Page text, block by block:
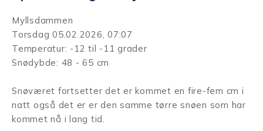
Myllsdammen
Torsdag 05.02.2026, 07:07
Temperatur: -12 til -11 grader
Snødybde: 48 - 65 cm
Snøværet fortsetter det er kommet en fire-fem cm i
natt også det er er den samme tørre snøen som har
kommet nå i lang tid.